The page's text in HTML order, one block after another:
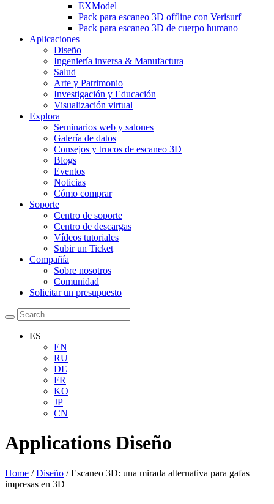
EXModel
Pack para escaneo 3D offline con Verisurf
Pack para escaneo 3D de cuerpo humano
Aplicaciones
Diseño
Ingeniería inversa & Manufactura
Salud
Arte y Patrimonio
Investigación y Educación
Visualización virtual
Explora
Seminarios web y salones
Galería de datos
Consejos y trucos de escaneo 3D
Blogs
Eventos
Noticias
Cómo comprar
Soporte
Centro de soporte
Centro de descargas
Vídeos tutoriales
Subir un Ticket
Compañía
Sobre nosotros
Comunidad
Solicitar un presupuesto
ES
EN
RU
DE
FR
KO
JP
CN
Applications Diseño
Home /Diseño / Escaneo 3D: una mirada alternativa para gafas
impresas en 3D